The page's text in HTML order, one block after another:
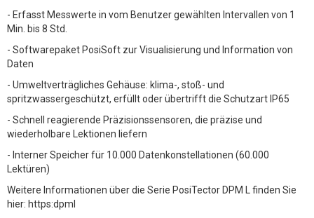
- Erfasst Messwerte in vom Benutzer gewählten Intervallen von 1
Min. bis 8 Std.
- Softwarepaket PosiSoft zur Visualisierung und Information von
Daten
- Umweltverträgliches Gehäuse: klima-, stoß- und
spritzwassergeschützt, erfüllt oder übertrifft die Schutzart IP65
- Schnell reagierende Präzisionssensoren, die präzise und
wiederholbare Lektionen liefern
- Interner Speicher für 10.000 Datenkonstellationen (60.000
Lektüren)
Weitere Informationen über die Serie PosiTector DPM L finden Sie
hier: https:dpml